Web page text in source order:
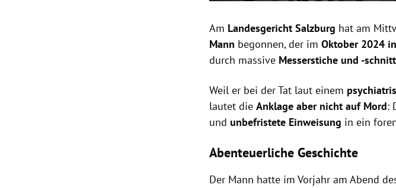
Am Landesgericht Salzburg hat am
Mann begonnen, der imOktober 2024
durch massive Messerstiche und -
Weil er bei der Tat laut einem
lautet dieAnklage aber nicht auf Mord:
und unbefristete Einweisung in ein
Abenteuerliche Geschichte
Der Mann hatte im Vorjahr am Abend